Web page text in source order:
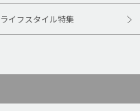
ライフスタイル特集